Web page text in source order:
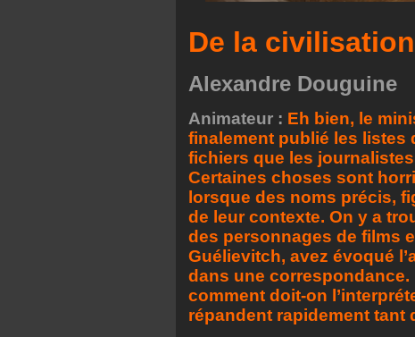
De la
Alexandre Douguine
Animateur : Eh bien, le
finalement publié les listes
fichiers que les
Certaines choses sont
lorsque des noms précis,
de leur contexte. On y a
des personnages de films
Guélievitch, avez évoqué
dans une
comment doit-on
répandent rapidement tant